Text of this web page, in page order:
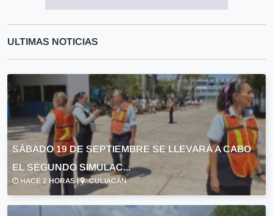
ULTIMAS NOTICIAS
SÁBADO 19 DE SEPTIEMBRE SE LLEVARÁ A CABO
EL SEGUNDO SIMULAC...
HACE 2 HORAS | CULIACÁN